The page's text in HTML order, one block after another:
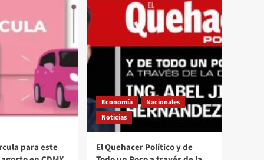
para este
Economía
Nacionales
Noticias
El Quehacer Político y de